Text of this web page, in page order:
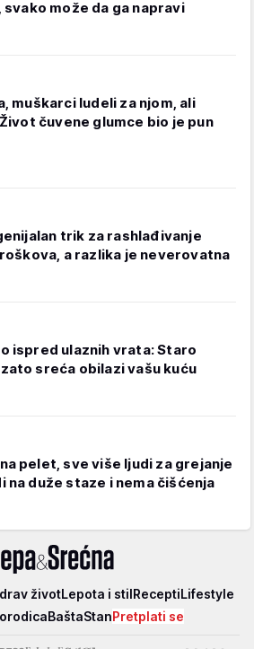
može da ga napravi
muškarci ludeli za njom, ali
čuvene glumce bio je pun
trik za rashlađivanje
a razlika je neverovatna
ispred ulaznih vrata: Staro
sreća obilazi vašu kuću
pelet, sve više ljudi za grejanje
na duže staze i nema čišćenja
životLepota i stilReceptiLifestyle
BaštaStanPretplati se